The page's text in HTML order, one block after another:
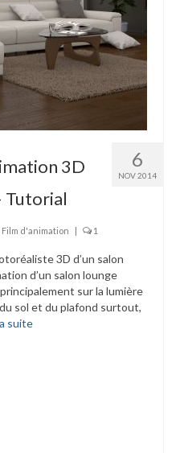
6
NOV 2014
3D
Tutorial
Film d'animation | 1
3D d’un salon
d’un salon lounge
sur la lumière
sol et du plafond surtout,
suite­­